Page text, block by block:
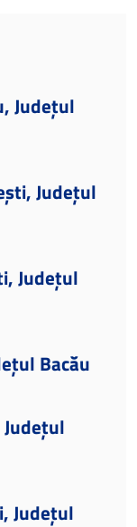
Județul
Județul
Județul
Bacău
Județul